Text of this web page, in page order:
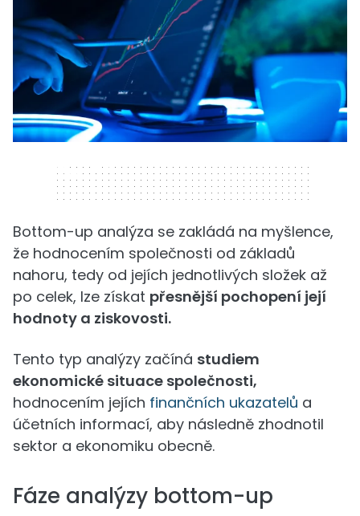
320 x 50
Bottom-up analýza se zakládá na myšlence,
že hodnocením společnosti od základů
nahoru, tedy od jejích jednotlivých složek až
po celek, lze získat přesnější pochopení její
hodnoty a ziskovosti.
Tento typ analýzy začíná studiem
ekonomické situace společnosti,
hodnocením jejích finančních ukazatelů a
účetních informací, aby následně zhodnotil
sektor a ekonomiku obecně.
Fáze analýzy bottom-up